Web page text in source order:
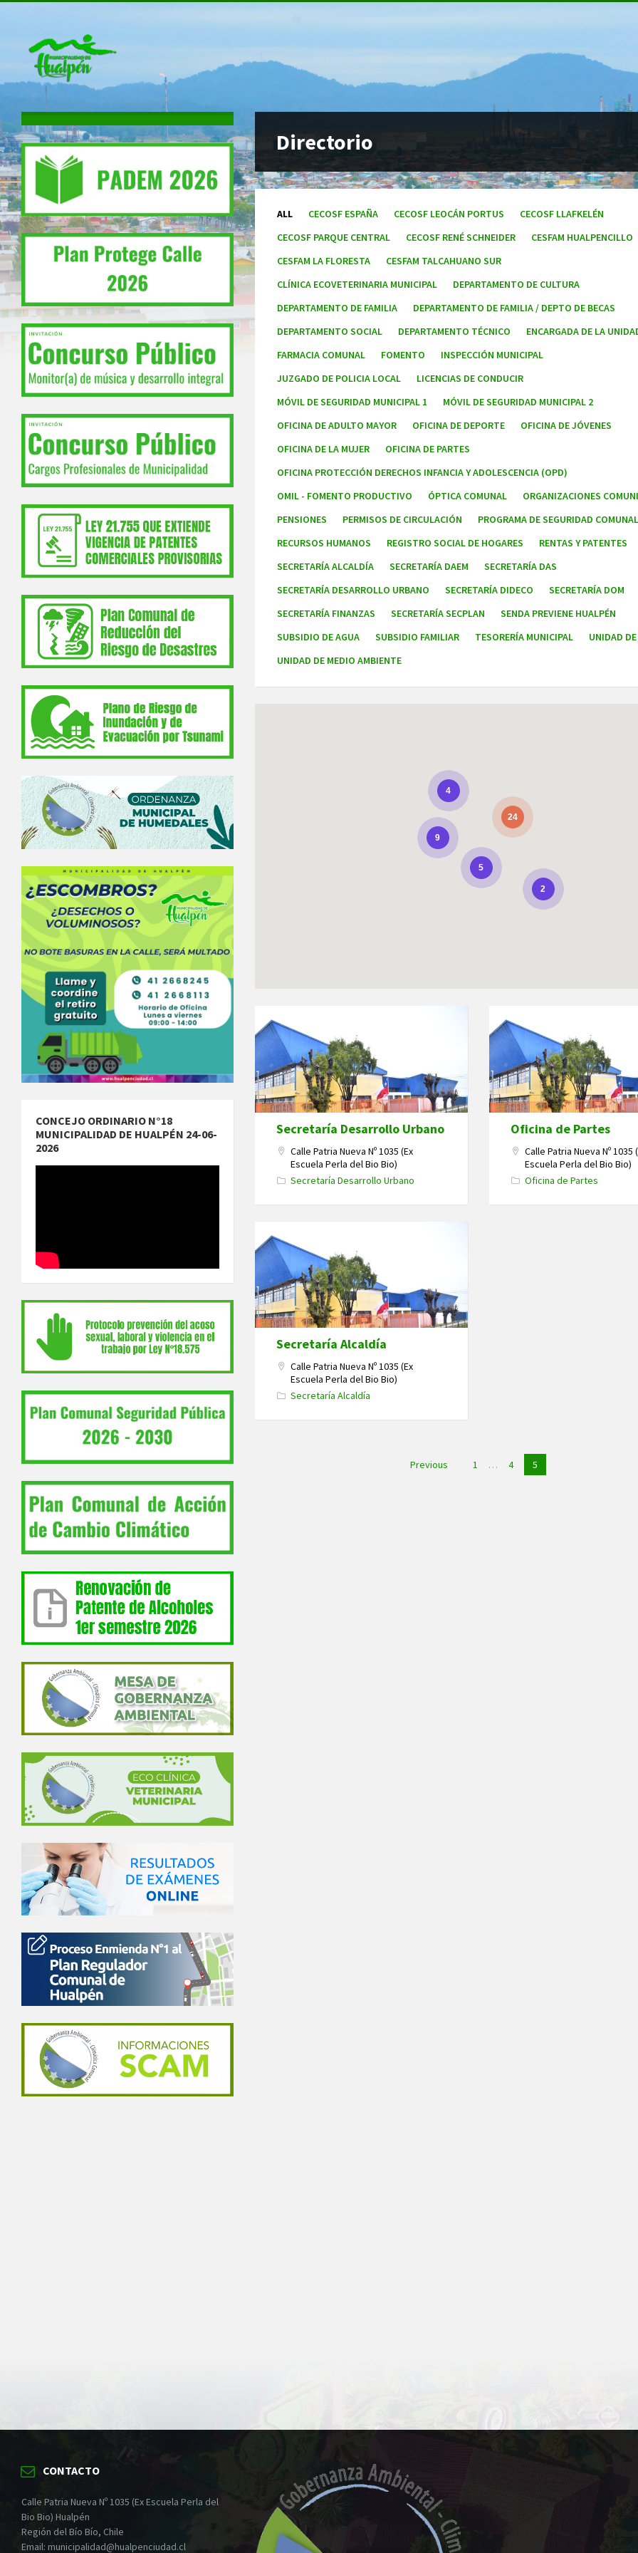
Directorio
Categories:
ALL CECOSF ESPAÑA CECOSF LEOCÁN PORTUS
CECOSF LLAFKELÉN
CECOSF PARQUE CENTRAL
CECOSF RENÉ SCHNEIDER
CESFAM HUALPENCILLO
CESFAM LA FLORESTA
CESFAM TALCAHUANO SUR
CLÍNICA ECOVETERINARIA MUNICIPAL
DEPARTAMENTO DE CULTURA
DEPARTAMENTO DE FAMILIA
DEPARTAMENTO DE FAMILIA / DEPTO DE BECAS
DEPARTAMENTO SOCIAL
DEPARTAMENTO TÉCNICO
ENCARGADA DE LA
FARMACIA COMUNAL
FOMENTO
INSPECCIÓN MUNICIPAL
JUZGADO DE POLICIA LOCAL
LICENCIAS DE CONDUCIR
MÓVIL DE SEGURIDAD MUNICIPAL 1
MÓVIL DE SEGURIDAD MUNICIPAL 2
OFICINA DE ADULTO MAYOR
OFICINA DE DEPORTE
OFICINA DE JÓVENES
OFICINA DE LA MUJER
OFICINA DE PARTES
OFICINA PROTECCIÓN DERECHOS INFANCIA Y ADOLESCENCIA (OPD)
OMIL - FOMENTO PRODUCTIVO
ÓPTICA COMUNAL
ORGANIZACIONES
PENSIONES
PERMISOS DE CIRCULACIÓN
PROGRAMA DE SEGURIDAD
RECURSOS HUMANOS
REGISTRO SOCIAL DE HOGARES
RENTAS Y PATENTES
SECRETARÍA ALCALDÍA
SECRETARÍA DAEM
SECRETARÍA DAS
SECRETARÍA DESARROLLO URBANO
SECRETARÍA DIDECO
SECRETARÍA DOM
SECRETARÍA FINANZAS
SECRETARÍA SECPLAN
SENDA PREVIENE HUALPÉN
SUBSIDIO DE AGUA
SUBSIDIO FAMILIAR TESORERÍA MUNICIPAL
UNIDAD
UNIDAD DE MEDIO AMBIENTE
24
5
9
2
4
Secretaría Desarrollo Urbano
Calle Patria Nueva Nº 1035 (Ex
Escuela Perla del Bio Bio)
Secretaría Desarrollo Urbano
Oficina de Partes
Calle Patria Nueva Nº 1035
Escuela Perla del Bio Bio)
Oficina de Partes
Secretaría Alcaldía
Calle Patria Nueva Nº 1035 (Ex
Escuela Perla del Bio Bio)
Secretaría Alcaldía
Previous 1 … 4 5
CONCEJO ORDINARIO N°18
MUNICIPALIDAD DE HUALPÉN 24-06-
2026
CONTACTO
Calle Patria Nueva Nº 1035 (Ex Escuela Perla del
Bio Bio) Hualpén
Región del Bío Bío, Chile
Email: municipalidad@hualpenciudad.cl